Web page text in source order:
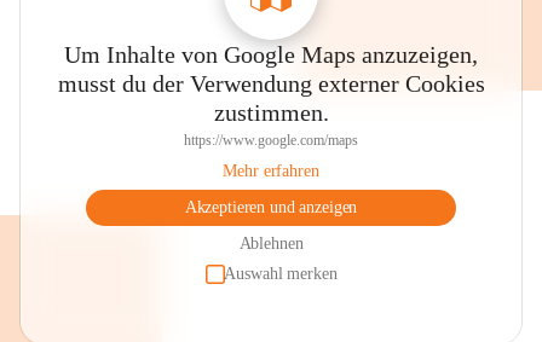
Um Inhalte von Google Maps anzuzeigen,
musst du der Verwendung externer Cookies
zustimmen.
https://www.google.com/maps
Mehr erfahren
Akzeptieren und anzeigen
Ablehnen
Auswahl merken